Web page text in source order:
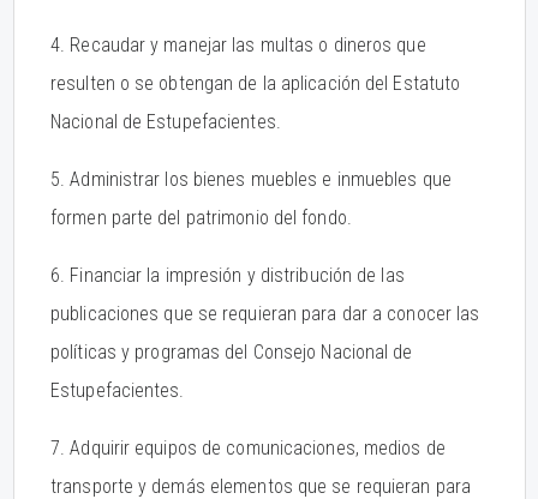
4. Recaudar y manejar las multas o dineros que
resulten o se obtengan de la aplicación del Estatuto
Nacional de Estupefacientes.
5. Administrar los bienes muebles e inmuebles que
formen parte del patrimonio del fondo.
6. Financiar la impresión y distribución de las
publicaciones que se requieran para dar a conocer las
políticas y programas del Consejo Nacional de
Estupefacientes.
7. Adquirir equipos de comunicaciones, medios de
transporte y demás elementos que se requieran para